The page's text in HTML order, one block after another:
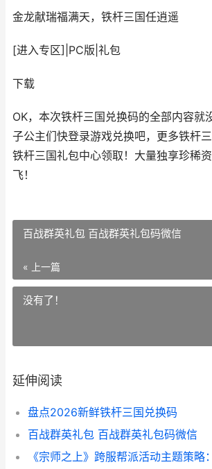
金龙献瑞福满天，铁杆三国任逍遥
[进入专区] PC版 礼包
下载
OK，本次铁杆三国兑换码的全部内容就
子公主们快登录游戏兑换吧，更多铁杆
铁杆三国礼包中心领取！大量独享珍稀
飞！
百战群英礼包 百战群英礼包码微信
« 上一篇
没有了！
延伸阅读
盘点2026新鲜铁杆三国兑换码
百战群英礼包 百战群英礼包码微信